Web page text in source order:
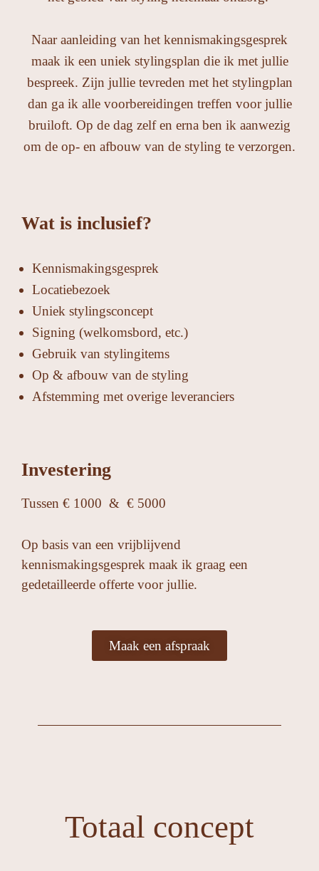
Naar aanleiding van het kennismakingsgesprek
maak ik een uniek stylingsplan die ik met jullie
bespreek. Zijn jullie tevreden met het stylingplan
dan ga ik alle voorbereidingen treffen voor jullie
bruiloft. Op de dag zelf en erna ben ik aanwezig
om de op- en afbouw van de styling te verzorgen.
Wat is inclusief?
Kennismakingsgesprek
Locatiebezoek
Uniek stylingsconcept
Signing (welkomsbord, etc.)
Gebruik van stylingitems
Op & afbouw van de styling
Afstemming met overige leveranciers
Investering
Tussen € 1000 & € 5000
Op basis van een vrijblijvend
kennismakingsgesprek maak ik graag een
gedetailleerde offerte voor jullie.
Maak een afspraak
Totaal concept